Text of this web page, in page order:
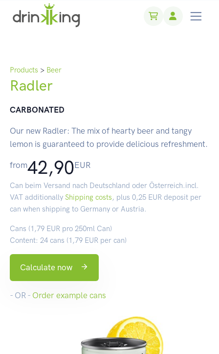
Products > Beer
Radler
CARBONATED
Our new Radler: The mix of hearty beer and tangy
lemon is guaranteed to provide delicious refreshment.
from42,90EUR
Can beim Versand nach Deutschland oder Österreich.incl.
VAT additionally Shipping costs, plus 0,25 EUR deposit per
can when shipping to Germany or Austria.
Cans (1,79 EUR pro 250ml Can)
Content: 24 cans (1,79 EUR per can)
Calculate now
- OR - Order example cans